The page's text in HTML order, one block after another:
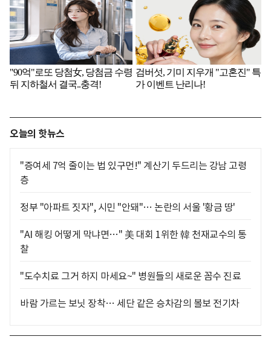
오늘의 핫뉴스
"증여세 7억 줄이는 법 있구먼!" 계산기 두드리는 강남 고령
층
정부 "아파트 짓자", 시민 "안돼"… 논란의 서울 '황금 땅'
"AI 해킹 어떻게 막냐면…" 美 대회 1위한 韓 천재교수의 통
찰
"도수치료 그거 하지 마세요~" 병원들의 새로운 꼼수 진료
바람 가르는 보닛 장착… 세단 같은 승차감의 볼보 전기차